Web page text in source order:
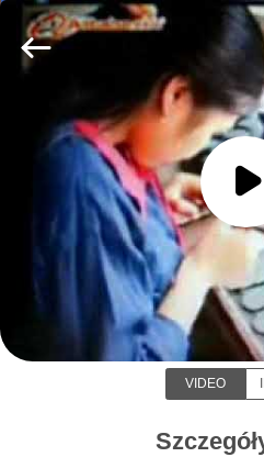
DOM
PRODUKTY
NAS
WYCIECZKA
Yujies
Technology
Ltd..
Shenzhen Yujies
VIDEO